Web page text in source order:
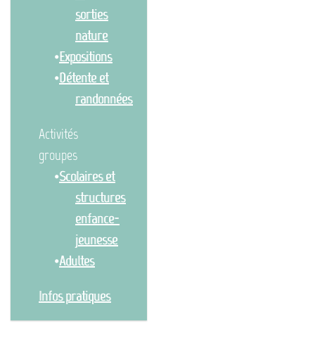
sorties
nature
Expositions
Détente et
randonnées
Activités
groupes
Scolaires et
structures
enfance-
jeunesse
Adultes
Infos pratiques